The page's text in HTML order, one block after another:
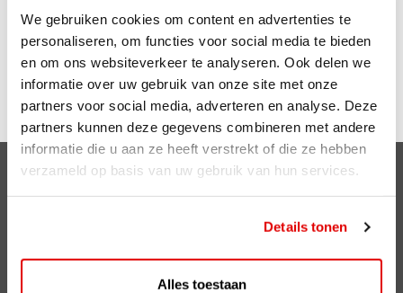
We gebruiken cookies om content en advertenties te
personaliseren, om functies voor social media te bieden
en om ons websiteverkeer te analyseren. Ook delen we
informatie over uw gebruik van onze site met onze
partners voor social media, adverteren en analyse. Deze
partners kunnen deze gegevens combineren met andere
informatie die u aan ze heeft verstrekt of die ze hebben
verzameld op basis van uw gebruik van hun services.
Details tonen
Alles toestaan
Sparen kan t/m 10 april en verzilveren t/m 24 april 2022.
Klik hier voor deelnemende stations. Voor deze actie
geldt op=op dus wees er snel bij!
Clubsparen
ViaAVIA